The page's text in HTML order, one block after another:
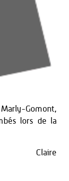
Gomont,
lors de la
Claire